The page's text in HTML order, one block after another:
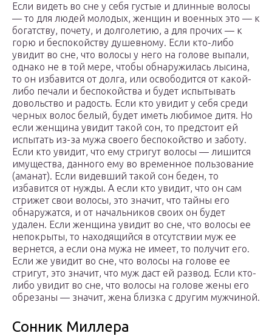
Если видеть во сне у себя густые и длинные волосы
— то для людей молодых, женщин и военных это — к
богатству, почету, и долголетию, а для прочих — к
горю и беспокойству душевному. Если кто-либо
увидит во сне, что волосы у него на голове выпали,
однако не в той мере, чтобы обнаружилась лысина,
то он избавится от долга, или освободится от какой-
либо печали и беспокойства и будет испытывать
довольство и радость. Если кто увидит у себя среди
черных волос белый, будет иметь любимое дитя. Но
если женщина увидит такой сон, то предстоит ей
испытать из-за мужа своего беспокойство и заботу.
Если кто увидит, что ему стригут волосы — лишится
имущества, данного ему во временное пользование
(аманат). Если видевший такой сон беден, то
избавится от нужды. А если кто увидит, что он сам
стрижет свои волосы, это значит, что тайны его
обнаружатся, и от начальников своих он будет
удален. Если женщина увидит во сне, что волосы ее
непокрыты, то находящийся в отсутствии муж ее
вернется, а если она мужа не имеет, то получит его.
Если же увидит во сне, что волосы на голове ее
стригут, это значит, что муж даст ей развод. Если кто-
либо увидит во сне, что волосы на голове жены его
обрезаны — значит, жена близка с другим мужчиной.
Сонник Миллера